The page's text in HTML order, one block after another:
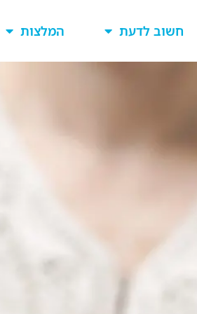
חשוב לדעת המלצות